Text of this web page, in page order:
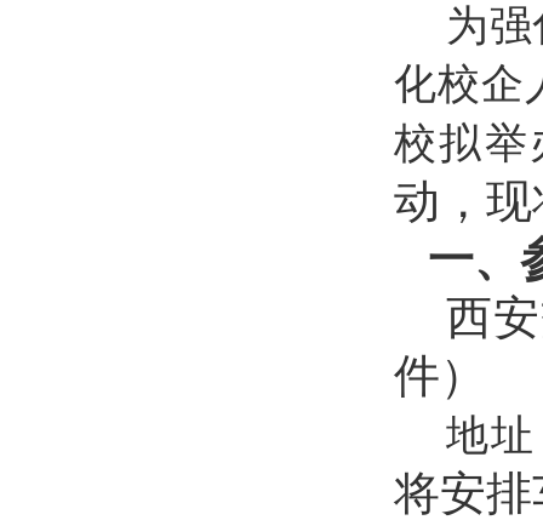
为
化校企
校拟举
动，
一、
西
件）
地
将安